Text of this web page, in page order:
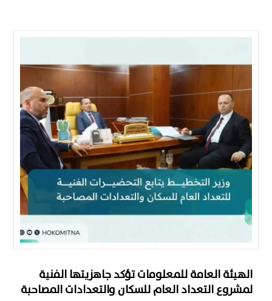
الهيئة العامة للمعلومات تؤكد جاهزيتها الفنية
لمشروع التعداد العام للسكان والتعدادات المصاحبة